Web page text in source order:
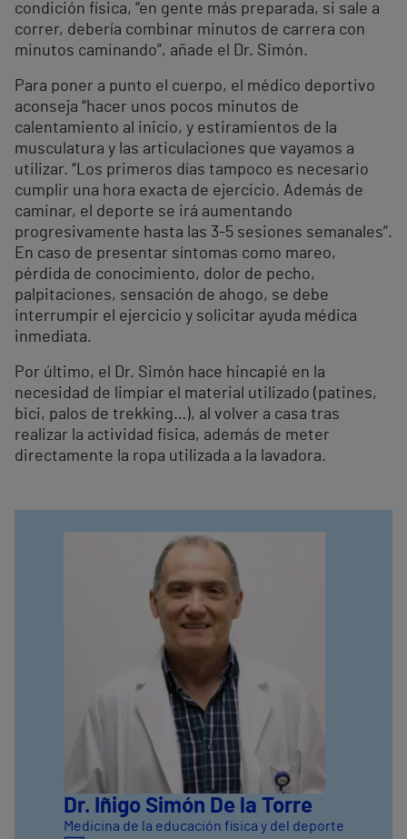
condición física, “en gente más preparada, si sale a
correr, debería combinar minutos de carrera con
minutos caminando”, añade el Dr. Simón.
Para poner a punto el cuerpo, el médico deportivo
aconseja “hacer unos pocos minutos de
calentamiento al inicio, y estiramientos de la
musculatura y las articulaciones que vayamos a
utilizar. “Los primeros días tampoco es necesario
cumplir una hora exacta de ejercicio. Además de
caminar, el deporte se irá aumentando
progresivamente hasta las 3-5 sesiones semanales”.
En caso de presentar síntomas como mareo,
pérdida de conocimiento, dolor de pecho,
palpitaciones, sensación de ahogo, se debe
interrumpir el ejercicio y solicitar ayuda médica
inmediata.
Por último, el Dr. Simón hace hincapié en la
necesidad de limpiar el material utilizado (patines,
bici, palos de trekking…), al volver a casa tras
realizar la actividad física, además de meter
directamente la ropa utilizada a la lavadora.
Dr. Iñigo Simón De la Torre
Medicina de la educación física y del deporte